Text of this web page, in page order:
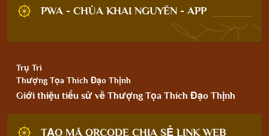
PWA - CHÙA KHAI NGUYÊN - APP
Trụ Trì
Thượng Tọa Thích Đạo Thịnh
Giới thiệu tiểu sử về Thượng Tọa Thích Đạo Thịnh
TẠO MÃ QRCODE CHIA SẺ LINK WEB